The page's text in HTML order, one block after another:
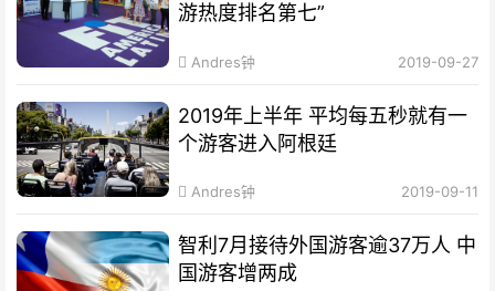
游热度排名第七”
Andres钟 2019-09-27
2019年上半年 平均每五秒就有一
个游客进入阿根廷
Andres钟 2019-09-11
智利7月接待外国游客逾37万人 中
国游客增两成